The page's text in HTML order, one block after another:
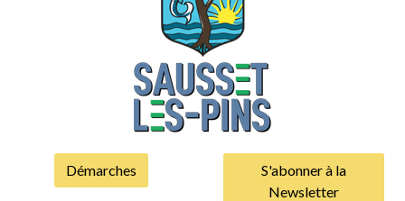
Démarches
S'abonner à la
Newsletter